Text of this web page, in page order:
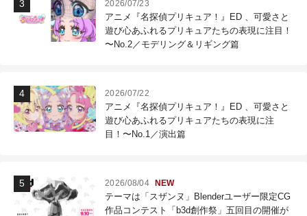
2026/07/23
アニメ『名探偵プリキュア！』ED 、可愛さと
遊び心あふれるプリキュアたちの表現に注目！
〜No.2／モデリング＆リギング篇
2026/07/22
アニメ『名探偵プリキュア！』ED 、可愛さと
遊び心あふれるプリキュアたちの表現に注
目！〜No.1／演出篇
2026/08/04 NEW
テーマは「スザンヌ」Blenderユーザー限定CG
作品コンテスト「b3d創作祭」五回目の開催が